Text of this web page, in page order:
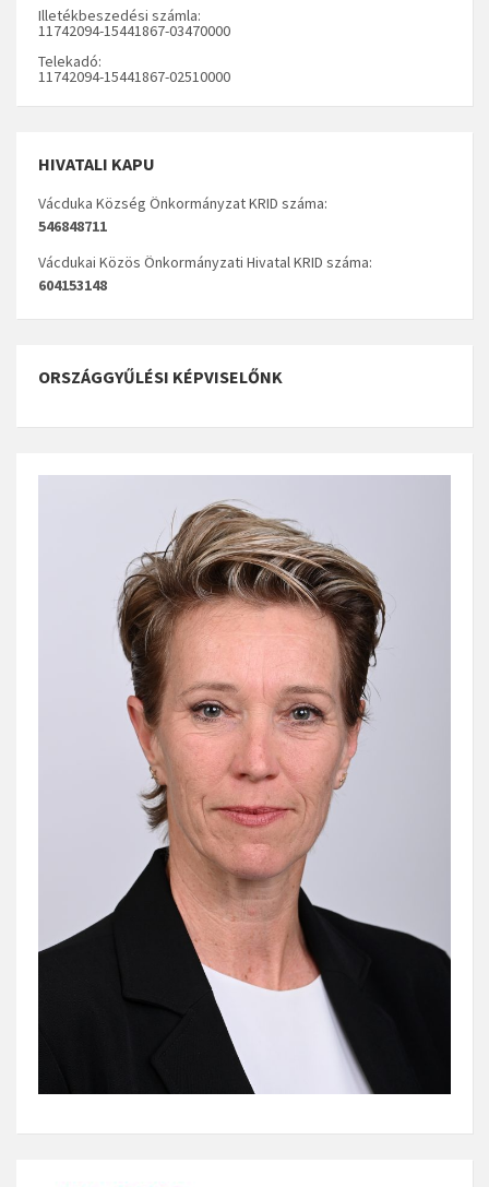
Illetékbeszedési számla:
11742094-15441867-03470000
Telekadó:
11742094-15441867-02510000
HIVATALI KAPU
Vácduka Község Önkormányzat KRID száma:
546848711
Vácdukai Közös Önkormányzati Hivatal KRID száma:
604153148
ORSZÁGGYŰLÉSI KÉPVISELŐNK